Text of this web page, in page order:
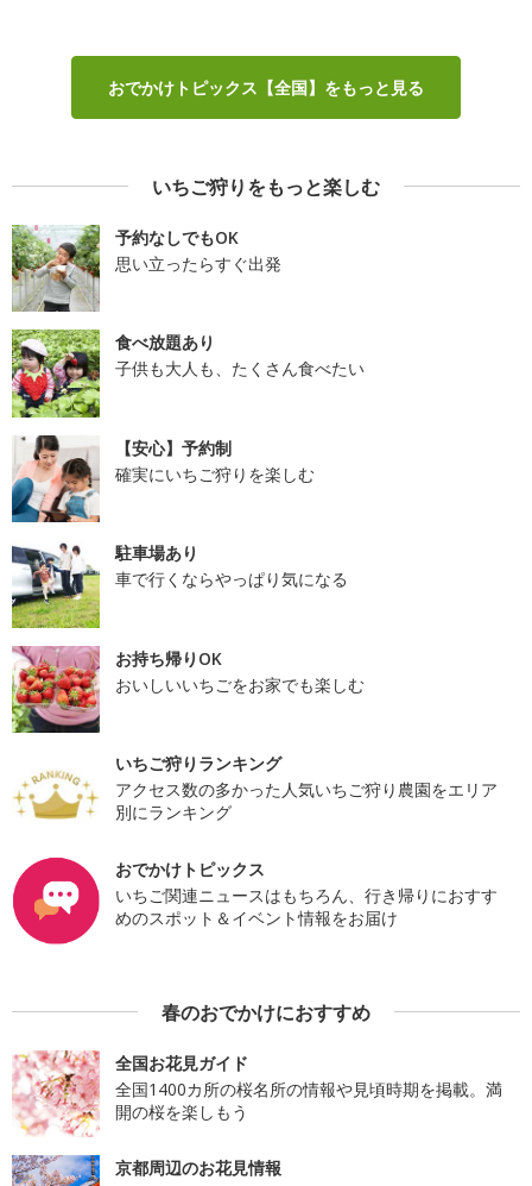
おでかけトピックス【全国】をもっと見る
いちご狩りをもっと楽しむ
予約なしでもOK
思い立ったらすぐ出発
食べ放題あり
子供も大人も、たくさん食べたい
【安心】予約制
確実にいちご狩りを楽しむ
駐車場あり
車で行くならやっぱり気になる
お持ち帰りOK
おいしいいちごをお家でも楽しむ
いちご狩りランキング
アクセス数の多かった人気いちご狩り農園をエリア
別にランキング
おでかけトピックス
いちご関連ニュースはもちろん、行き帰りにおすす
めのスポット＆イベント情報をお届け
春のおでかけにおすすめ
全国お花見ガイド
全国1400カ所の桜名所の情報や見頃時期を掲載。満
開の桜を楽しもう
京都周辺のお花見情報